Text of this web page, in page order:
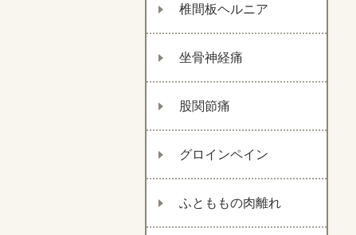
椎間板ヘルニア
坐骨神経痛
股関節痛
グロインペイン
ふとももの肉離れ